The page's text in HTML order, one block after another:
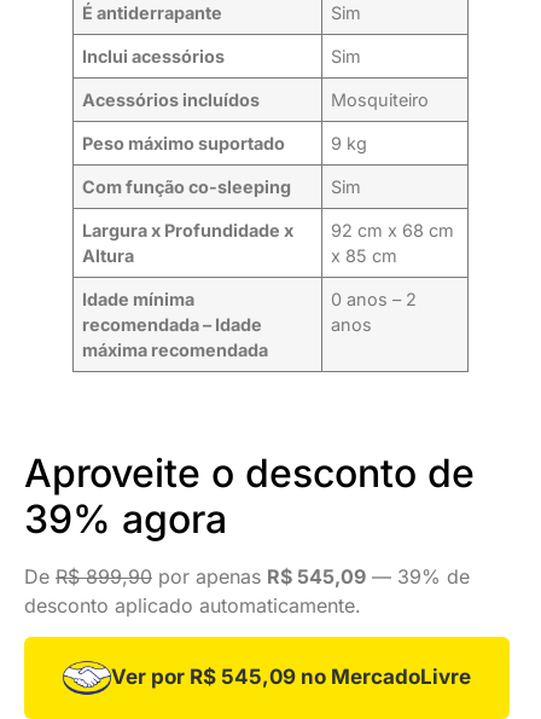
É antiderrapante Sim
Inclui acessórios Sim
Acessórios incluídos Mosquiteiro
Peso máximo suportado 9 kg
Com função co-sleeping Sim
Largura x Profundidade x
Altura
92 cm x 68 cm
x 85 cm
Idade mínima
recomendada – Idade
máxima recomendada
0 anos – 2
anos
Aproveite o desconto de
39% agora
De R$ 899,90 por apenas R$ 545,09 — 39% de
desconto aplicado automaticamente.
Ver por R$ 545,09 no MercadoLivre